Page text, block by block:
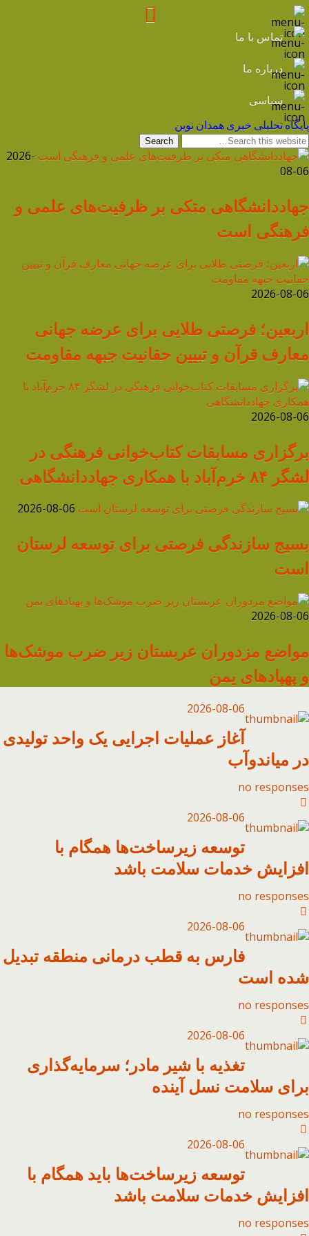
تماس با ما
درباره ما
سیاسی
پایگاه تحلیلی خبری همدان نوین
2026-
08-06
جهاددانشگاهی متکی بر ظرفیت‌های علمی و
فرهنگی است
2026-08-06
اربعین؛ فرصتی طلایی برای عرضه جهانی
معارف قرآن و تبیین حقانیت جبهه مقاومت
2026-08-06
برگزاری مسابقات کتاب‌خوانی فرهنگی در
لشگر ۸۴ خرم‌آباد با همکاری جهاددانشگاهی
2026-08-06
بسیج سازندگی فرصتی برای توسعه لرستان
است
2026-08-06
مواضع مزدوران عربستان زیر ضرب موشک‌ها
و پهپادهای یمن
2026-08-06
آغاز عملیات اجرایی یک واحد تولیدی
در میاندوآب
no responses
2026-08-06
توسعه زیرساخت‌ها همگام با
افزایش خدمات سلامت باشد
no responses
2026-08-06
فارس به قطب درمانی منطقه تبدیل
شده است
no responses
2026-08-06
تغذیه با شیر مادر؛ سرمایه‌گذاری
برای سلامت نسل آینده
no responses
2026-08-06
توسعه زیرساخت‌ها باید همگام با
افزایش خدمات سلامت باشد
no responses